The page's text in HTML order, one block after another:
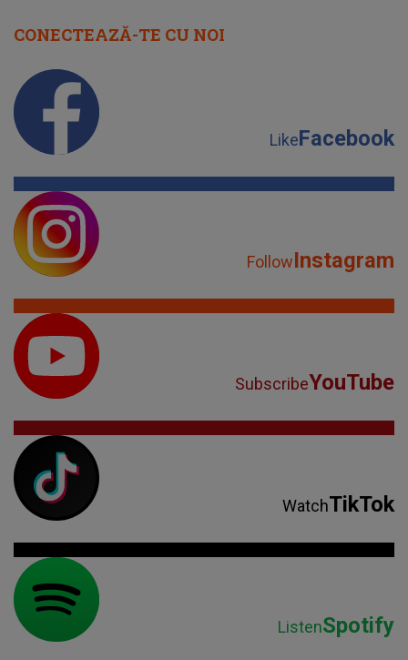
CONECTEAZĂ-TE CU NOI
LikeFacebook
FollowInstagram
SubscribeYouTube
WatchTikTok
ListenSpotify